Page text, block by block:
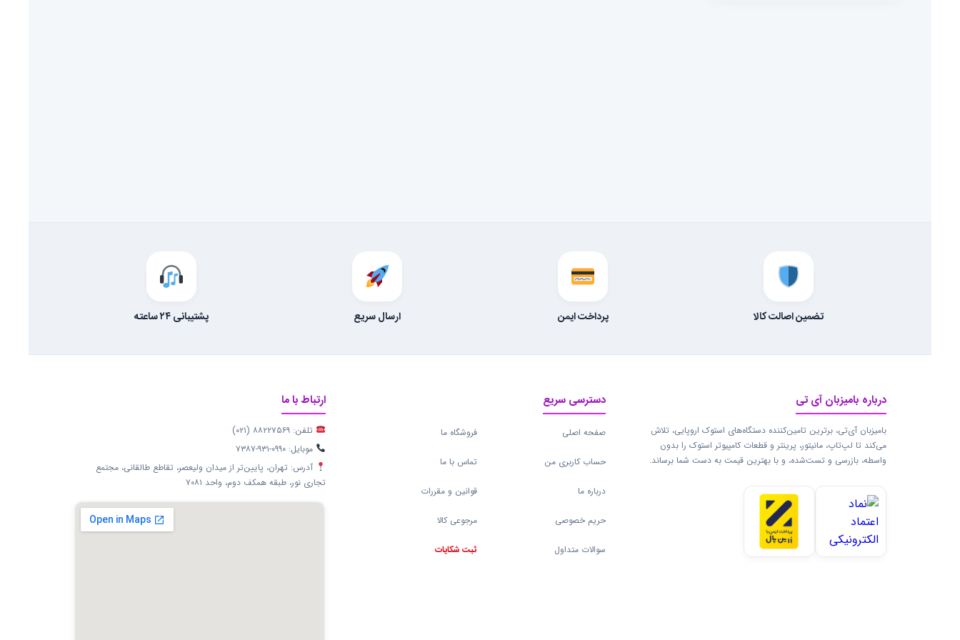
تضمین اصالت کالا پرداخت ایمن ارسال سریع پشتیبانی ۲۴ ساعته
درباره بامیزبان آی تی
بامیزبان آی‌تی، برترین تامین‌کننده دستگاه‌های استوک اروپایی، تلاش
می‌کند تا لپ‌تاپ، مانیتور، پرینتر و قطعات کامپیوتر استوک را بدون
واسطه، بازرسی و تست‌شده، و با بهترین قیمت به دست شما برساند.
دسترسی سریع
صفحه اصلی فروشگاه ما
حساب کاربری من تماس با ما
درباره ما قوانین و مقررات
حریم خصوصی مرجوعی کالا
سوالات متداول ثبت شکایات
ارتباط با ما
تلفن: ۸۸۲۲۷۵۶۹ (۰۲۱)
موبایل: ۰۹۹۰-۹۳۱-۷۳۸۷
آدرس: تهران، پایین‌تر از میدان ولیعصر، تقاطع طالقانی، مجتمع
تجاری نور، طبقه همکف دوم، واحد ۷۰۸۱